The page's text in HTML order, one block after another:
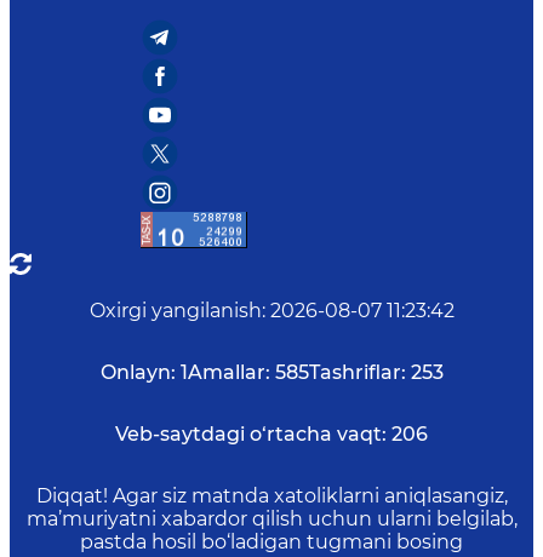
Oxirgi yangilanish: 2026-08-07 11:23:42
Onlayn: 1Amallar: 585Tashriflar: 253
Veb-saytdagi o‘rtacha vaqt: 206
Diqqat! Agar siz matnda xatoliklarni aniqlasangiz,
ma’muriyatni xabardor qilish uchun ularni belgilab,
pastda hosil bo‘ladigan tugmani bosing